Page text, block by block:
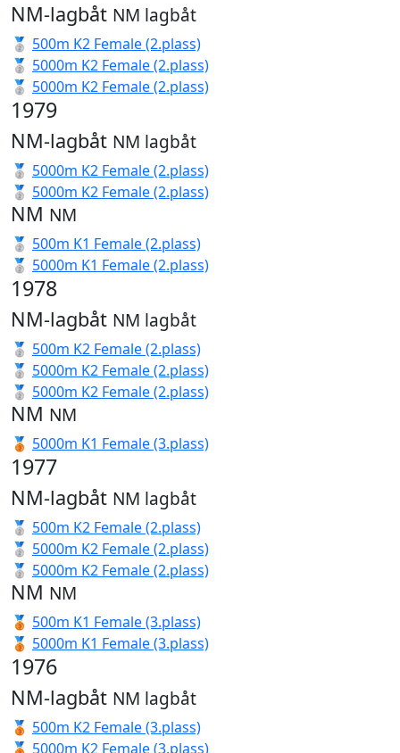
NM-lagbåt NM lagbåt
🥈 500m K2 Female (2.plass)
🥈 5000m K2 Female (2.plass)
🥈 5000m K2 Female (2.plass)
1979
NM-lagbåt NM lagbåt
🥈 5000m K2 Female (2.plass)
🥈 5000m K2 Female (2.plass)
NM NM
🥈 500m K1 Female (2.plass)
🥈 5000m K1 Female (2.plass)
1978
NM-lagbåt NM lagbåt
🥈 500m K2 Female (2.plass)
🥈 5000m K2 Female (2.plass)
🥈 5000m K2 Female (2.plass)
NM NM
🥉 5000m K1 Female (3.plass)
1977
NM-lagbåt NM lagbåt
🥈 500m K2 Female (2.plass)
🥈 5000m K2 Female (2.plass)
🥈 5000m K2 Female (2.plass)
NM NM
🥉 500m K1 Female (3.plass)
🥉 5000m K1 Female (3.plass)
1976
NM-lagbåt NM lagbåt
🥉 500m K2 Female (3.plass)
🥉 5000m K2 Female (3.plass)